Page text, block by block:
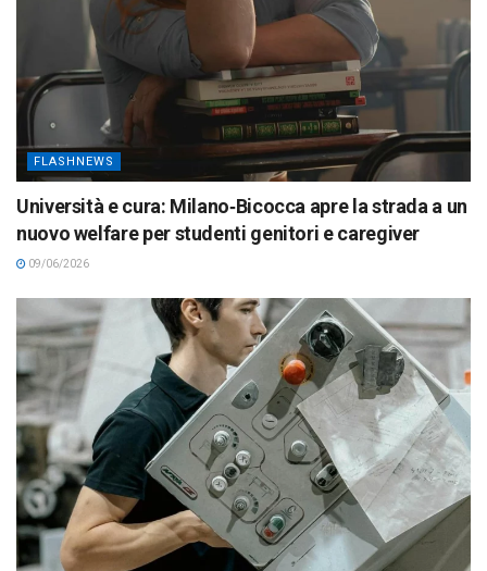
FLASHNEWS
Università e cura: Milano‑Bicocca apre la strada a un
nuovo welfare per studenti genitori e caregiver
09/06/2026